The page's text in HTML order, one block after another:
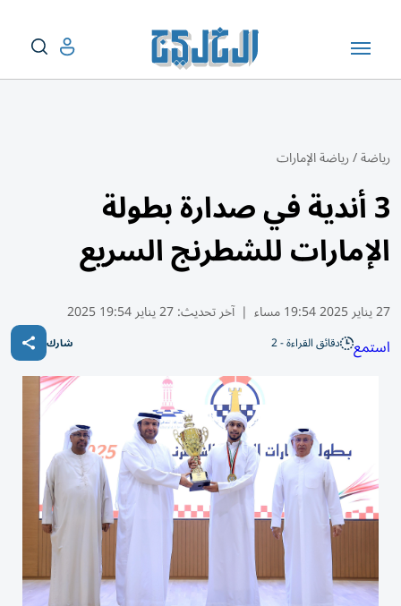
رياضة/رياضة الإمارات
3 أندية في صدارة بطولة
الإمارات للشطرنج السريع
27 يناير 2025 19:54 مساء | آخر تحديث:27 يناير 19:54 2025
استمع دقائق القراءة - 2 شارك